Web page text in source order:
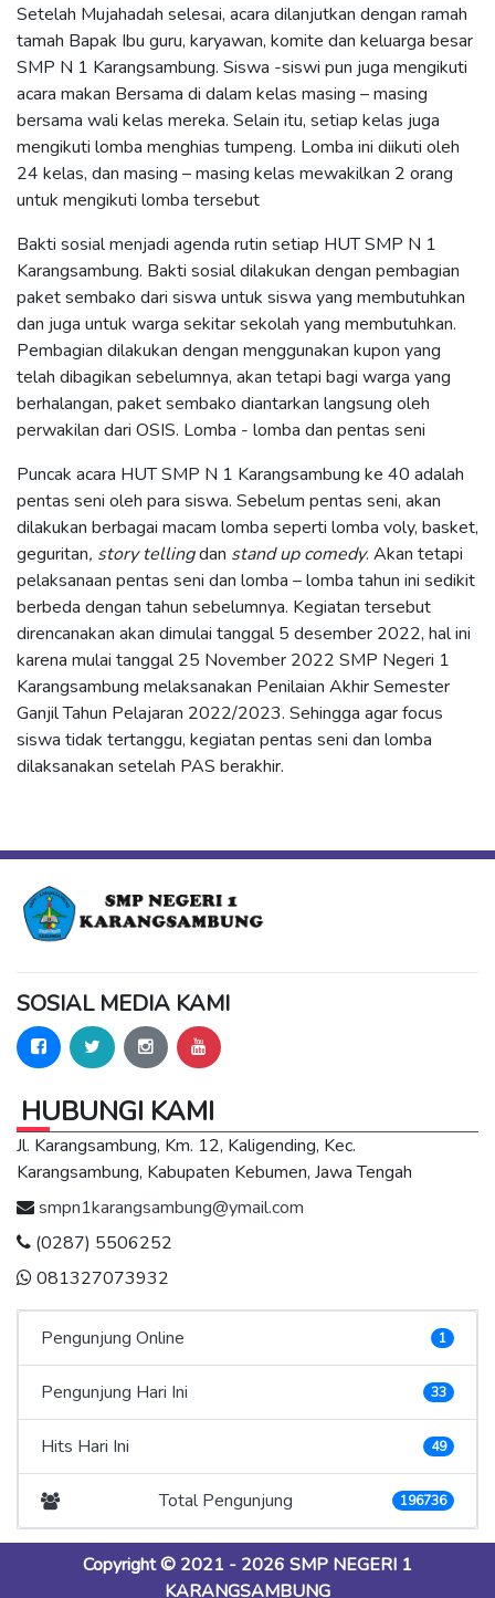
Setelah Mujahadah selesai, acara dilanjutkan dengan ramah
tamah Bapak Ibu guru, karyawan, komite dan keluarga besar
SMP N 1 Karangsambung. Siswa -siswi pun juga mengikuti
acara makan Bersama di dalam kelas masing – masing
bersama wali kelas mereka. Selain itu, setiap kelas juga
mengikuti lomba menghias tumpeng. Lomba ini diikuti oleh
24 kelas, dan masing – masing kelas mewakilkan 2 orang
untuk mengikuti lomba tersebut
Bakti sosial menjadi agenda rutin setiap HUT SMP N 1
Karangsambung. Bakti sosial dilakukan dengan pembagian
paket sembako dari siswa untuk siswa yang membutuhkan
dan juga untuk warga sekitar sekolah yang membutuhkan.
Pembagian dilakukan dengan menggunakan kupon yang
telah dibagikan sebelumnya, akan tetapi bagi warga yang
berhalangan, paket sembako diantarkan langsung oleh
perwakilan dari OSIS. Lomba - lomba dan pentas seni
Puncak acara HUT SMP N 1 Karangsambung ke 40 adalah
pentas seni oleh para siswa. Sebelum pentas seni, akan
dilakukan berbagai macam lomba seperti lomba voly, basket,
geguritan, story tellingdan stand up comedy. Akan tetapi
pelaksanaan pentas seni dan lomba – lomba tahun ini sedikit
berbeda dengan tahun sebelumnya. Kegiatan tersebut
direncanakan akan dimulai tanggal 5 desember 2022, hal ini
karena mulai tanggal 25 November 2022 SMP Negeri 1
Karangsambung melaksanakan Penilaian Akhir Semester
Ganjil Tahun Pelajaran 2022/2023. Sehingga agar focus
siswa tidak tertanggu, kegiatan pentas seni dan lomba
dilaksanakan setelah PAS berakhir.
SOSIAL MEDIA KAMI
HUBUNGI KAMI
Jl. Karangsambung, Km. 12, Kaligending, Kec.
Karangsambung, Kabupaten Kebumen, Jawa Tengah
smpn1karangsambung@ymail.com
(0287) 5506252
081327073932
Pengunjung Online 1
Pengunjung Hari Ini 33
Hits Hari Ini 49
Total Pengunjung 196736
Copyright © 2021 - 2026 SMP NEGERI 1
KARANGSAMBUNG